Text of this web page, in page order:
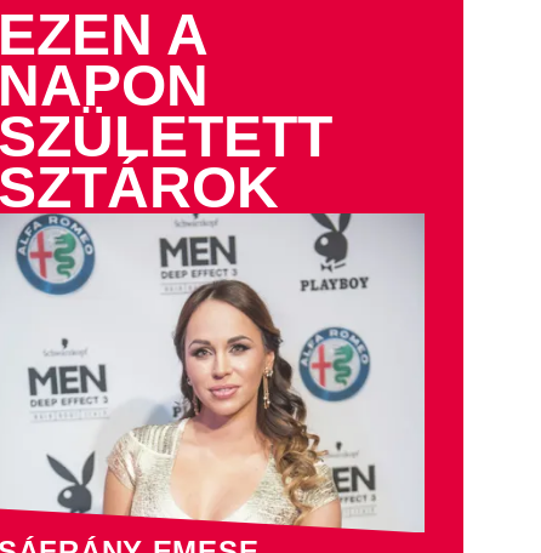
EZEN A
NAPON
SZÜLETETT
SZTÁROK